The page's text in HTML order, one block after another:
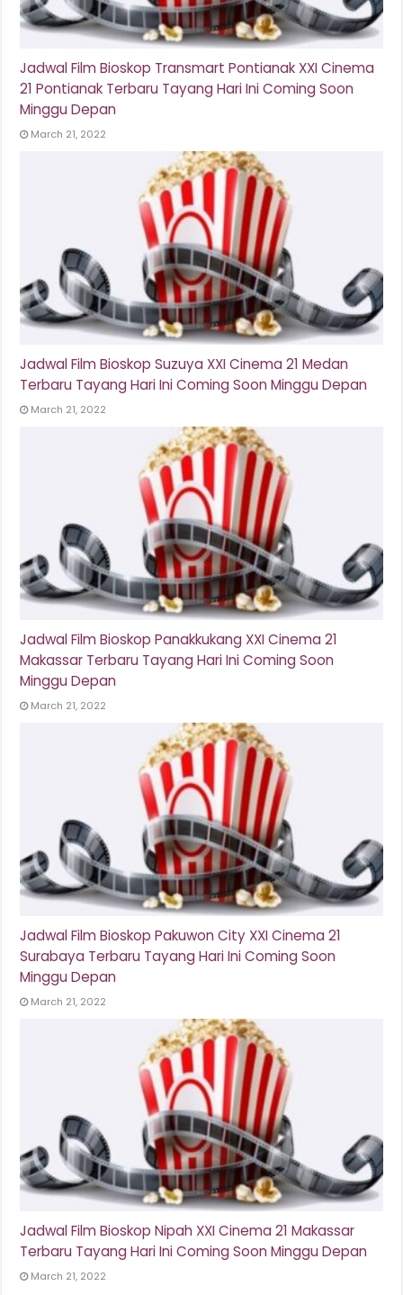
Jadwal Film Bioskop Transmart Pontianak XXI Cinema
21 Pontianak Terbaru Tayang Hari Ini Coming Soon
Minggu Depan
March 21, 2022
Jadwal Film Bioskop Suzuya XXI Cinema 21 Medan
Terbaru Tayang Hari Ini Coming Soon Minggu Depan
March 21, 2022
Jadwal Film Bioskop Panakkukang XXI Cinema 21
Makassar Terbaru Tayang Hari Ini Coming Soon
Minggu Depan
March 21, 2022
Jadwal Film Bioskop Pakuwon City XXI Cinema 21
Surabaya Terbaru Tayang Hari Ini Coming Soon
Minggu Depan
March 21, 2022
Jadwal Film Bioskop Nipah XXI Cinema 21 Makassar
Terbaru Tayang Hari Ini Coming Soon Minggu Depan
March 21, 2022